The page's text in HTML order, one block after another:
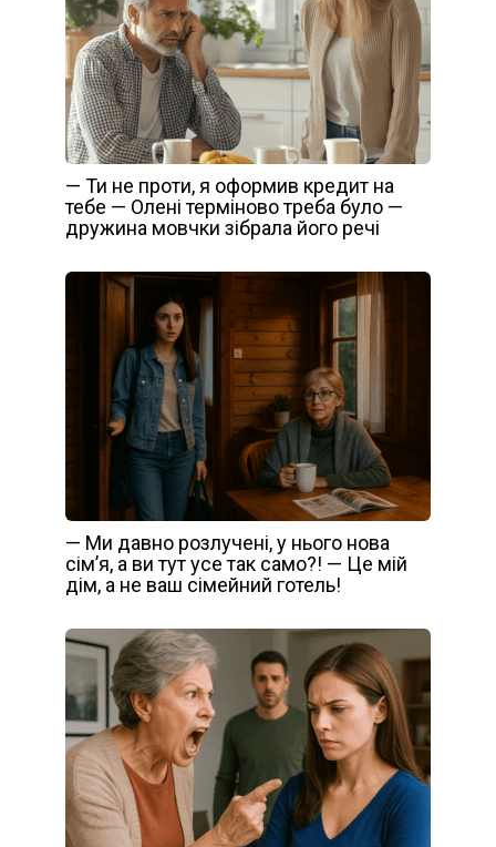
— Ти не проти, я оформив кредит на
тебе — Олені терміново треба було —
дружина мовчки зібрала його речі
— Ми давно розлучені, у нього нова
сім’я, а ви тут усе так само?! — Це мій
дім, а не ваш сімейний готель!